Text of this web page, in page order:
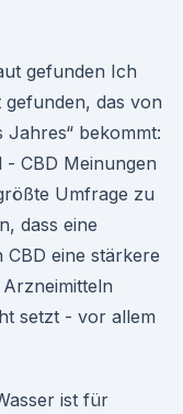
gefunden Ich
das von
Jahres“ bekommt:
CBD Meinungen
Umfrage zu
dass eine
eine stärkere
setzt - vor allem
ist für